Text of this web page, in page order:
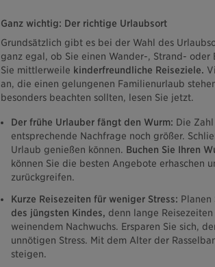
Ganz wichtig: Der richtige Urlaubsort
Grundsätzlich gibt es bei der Wahl des
ganz egal, ob Sie einen Wander-, Strand-
Sie mittlerweile kinderfreundliche Reiseziele.
an, die einen gelungenen Familienurlaub
besonders beachten sollten, lesen Sie jetzt.
Der frühe Urlauber fängt den Wurm: Die
entsprechende Nachfrage noch größer.
Urlaub genießen können. Buchen Sie Ihren
können Sie die besten Angebote erhaschen
zurückgreifen.
Kurze Reisezeiten für weniger Stress: Planen
des jüngsten Kindes, denn lange
weinendem Nachwuchs. Ersparen Sie sich,
unnötigen Stress. Mit dem Alter der
steigen.